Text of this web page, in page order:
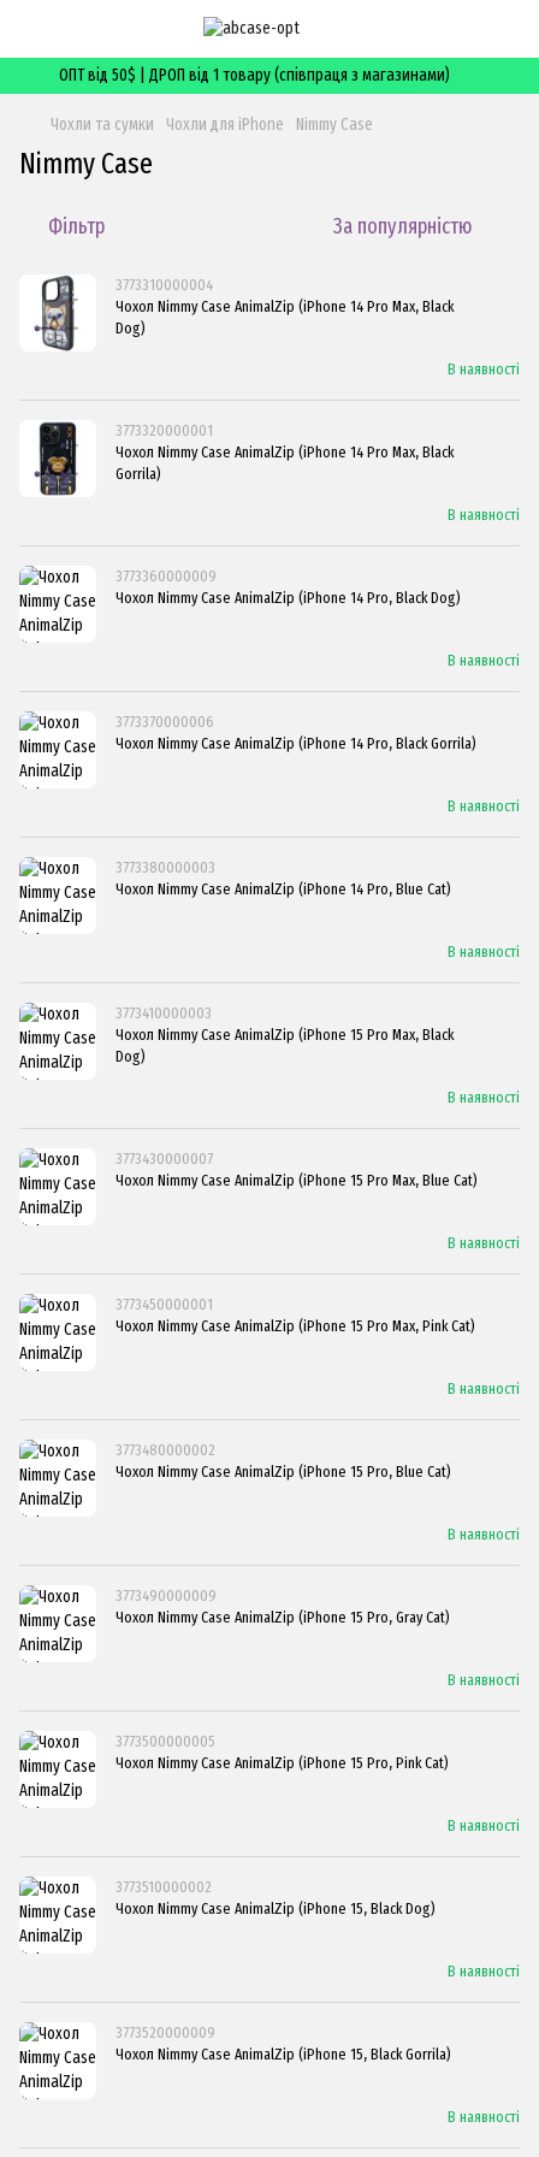
ОПТ від 50$ | ДРОП від 1 товару (співпраця з магазинами)
Чохли та сумки Чохли для iPhone Nimmy Case
Nimmy Case
Фільтр За популярністю
3773310000004
Чохол Nimmy Case AnimalZip (iPhone 14 Pro Max, Black
Dog)
В наявності
3773320000001
Чохол Nimmy Case AnimalZip (iPhone 14 Pro Max, Black
Gorrila)
В наявності
3773360000009
Чохол Nimmy Case AnimalZip (iPhone 14 Pro, Black Dog)
В наявності
3773370000006
Чохол Nimmy Case AnimalZip (iPhone 14 Pro, Black Gorrila)
В наявності
3773380000003
Чохол Nimmy Case AnimalZip (iPhone 14 Pro, Blue Cat)
В наявності
3773410000003
Чохол Nimmy Case AnimalZip (iPhone 15 Pro Max, Black
Dog)
В наявності
3773430000007
Чохол Nimmy Case AnimalZip (iPhone 15 Pro Max, Blue Cat)
В наявності
3773450000001
Чохол Nimmy Case AnimalZip (iPhone 15 Pro Max, Pink Cat)
В наявності
3773480000002
Чохол Nimmy Case AnimalZip (iPhone 15 Pro, Blue Cat)
В наявності
3773490000009
Чохол Nimmy Case AnimalZip (iPhone 15 Pro, Gray Cat)
В наявності
3773500000005
Чохол Nimmy Case AnimalZip (iPhone 15 Pro, Pink Cat)
В наявності
3773510000002
Чохол Nimmy Case AnimalZip (iPhone 15, Black Dog)
В наявності
3773520000009
Чохол Nimmy Case AnimalZip (iPhone 15, Black Gorrila)
В наявності